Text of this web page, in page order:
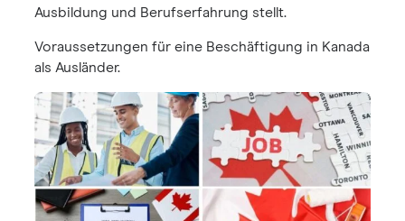
Ausbildung und Berufserfahrung stellt.
Voraussetzungen für eine Beschäftigung in Kanada
als Ausländer.